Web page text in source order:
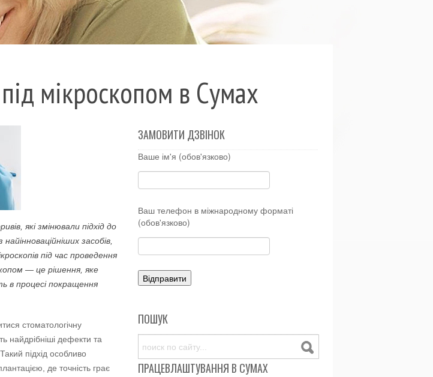
мікроскопом в Сумах
які змінювали підхід до
засобів,
під час проведення
— це рішення, яке
в процесі покращення
стоматологічну
найдрібніші дефекти та
підхід особливо
де точність грає
ЗАМОВИТИ ДЗВІНОК
Ваше ім'я (обов'язково)
Ваш телефон в міжнародному форматі
(обов'язково)
ПОШУК
ПРАЦЕВЛАШТУВАННЯ В СУМАХ